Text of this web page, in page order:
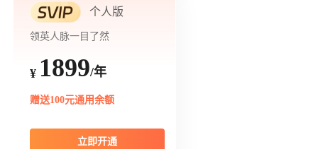
个人版
领英人脉一目了然
¥ 1899/年
赠送100元通用余额
立即开通